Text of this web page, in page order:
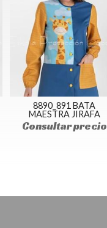
8890_891 BATA
MAESTRA JIRAFA
Consultar precio